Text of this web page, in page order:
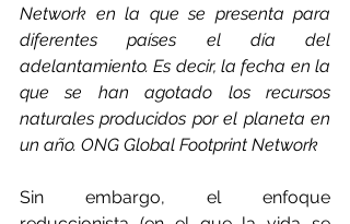
Network en la que se presenta para
diferentes países el día del
adelantamiento. Es decir, la fecha en la
que se han agotado los recursos
naturales producidos por el planeta en
un año. ONG Global Footprint Network
Sin embargo, el enfoque